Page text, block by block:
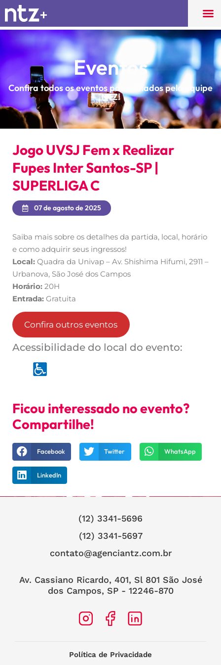
Eventos
Confira todos os eventos patrocinados pela equipe
NTZ!
Jogo UVSJ Fem x Realizar
Fupes Inter Santos-SP |
SUPERLIGA C
07 de agosto de 2025
Saiba mais sobre os detalhes da partida, local, horário
e como adquirir seus ingressos!
Local: Quadra da Univap – Av. Shishima Hifumi, 2911 –
Urbanova, São José dos Campos
Horário: 20H
Entrada: Gratuita
Confira outros eventos
Acessibilidade do local do evento:
Ficou interessado no evento?
Compartilhe!
Facebook Twitter WhatsApp
LinkedIn
(12) 3341-5696
(12) 3341-5697
contato@agenciantz.com.br
Av. Cassiano Ricardo, 401, Sl 801 São José
dos Campos, SP - 12246-870
Política de Privacidade